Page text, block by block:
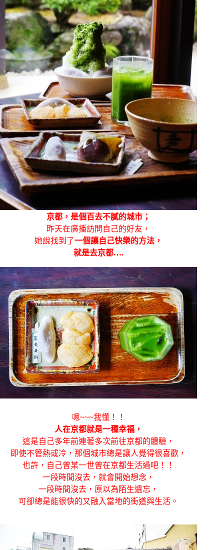
京都，是個百去不膩的城市；
昨天在廣播訪問自己的好友，
她說找到了一個讓自己快樂的方法，
就是去京都….
嗯~~~我懂！！
人在京都就是一種幸福，
這是自己多年前連著多次前往京都的體驗，
即使不管熱或冷，那個城市總是讓人覺得很喜歡，
也許，自己曾某一世曾在京都生活過吧！！
一段時間沒去，就會開始想念，
一段時間沒去，原以為陌生遺忘，
可卻總是能很快的又融入當地的街道與生活。